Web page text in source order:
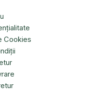
Cookies